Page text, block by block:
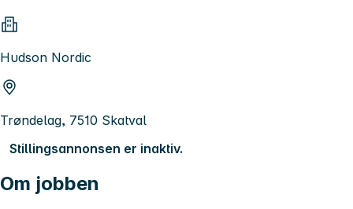
Hudson Nordic
Trøndelag, 7510 Skatval
Stillingsannonsen er inaktiv.
Om jobben